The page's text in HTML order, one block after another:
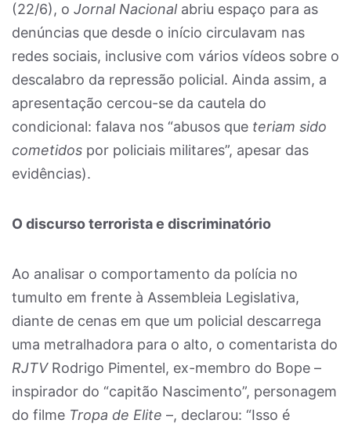
(22/6), o Jornal Nacional abriu espaço para as
denúncias que desde o início circulavam nas
redes sociais, inclusive com vários vídeos sobre o
descalabro da repressão policial. Ainda assim, a
apresentação cercou-se da cautela do
condicional: falava nos “abusos que teriam sido
cometidos por policiais militares”, apesar das
evidências).
O discurso terrorista e discriminatório
Ao analisar o comportamento da polícia no
tumulto em frente à Assembleia Legislativa,
diante de cenas em que um policial descarrega
uma metralhadora para o alto, o comentarista do
RJTVRodrigo Pimentel, ex-membro do Bope –
inspirador do “capitão Nascimento”, personagem
do filme Tropa de Elite –, declarou: “Isso é